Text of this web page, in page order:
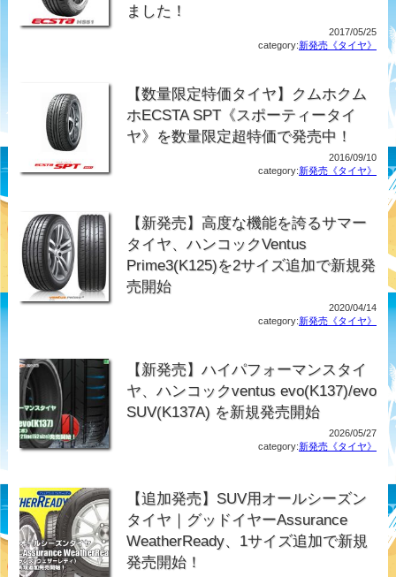
ました！
2017/05/25
category:新発売《タイヤ》
【数量限定特価タイヤ】クムホクム
ホECSTA SPT《スポーティータイ
ヤ》を数量限定超特価で発売中！
2016/09/10
category:新発売《タイヤ》
【新発売】高度な機能を誇るサマー
タイヤ、ハンコックVentus
Prime3(K125)を2サイズ追加で新規発
売開始
2020/04/14
category:新発売《タイヤ》
【新発売】ハイパフォーマンスタイ
ヤ、ハンコックventus evo(K137)/evo
SUV(K137A) を新規発売開始
2026/05/27
category:新発売《タイヤ》
【追加発売】SUV用オールシーズン
タイヤ｜グッドイヤーAssurance
WeatherReady、1サイズ追加で新規
発売開始！